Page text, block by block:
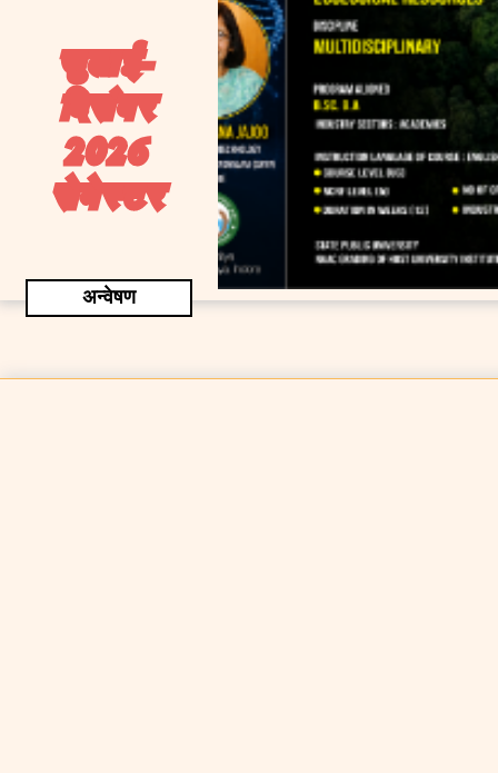
जुलाई-
दिसंबर
2026
सेमेस्टर
अन्वेषण